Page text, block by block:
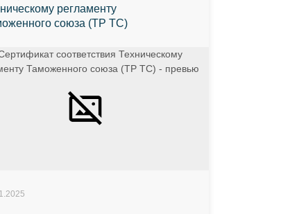
регламенту
союза (ТР ТС)